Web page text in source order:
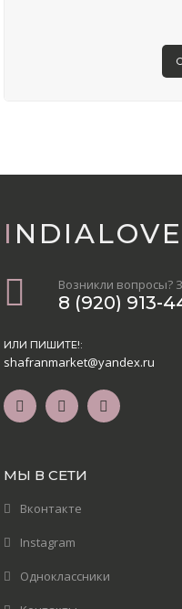
INDIALOVE
Возникли вопросы?
8 (920) 913-
ИЛИ ПИШИТЕ!:
shafranmarket@yandex.ru
МЫ В СЕТИ
Вконтакте
Instagram
Одноклассники